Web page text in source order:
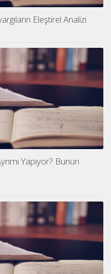
Eleştirel Analizi
Yapıyor? Bunun